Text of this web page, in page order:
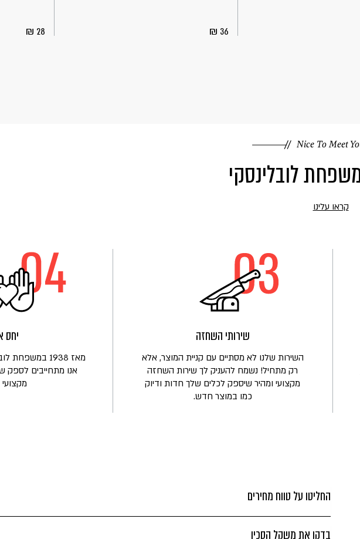
36
28
קראו עלינו
לובלינסקי
Nice To Meet
שירותי השחזה
השירות שלנו לא מסתיים עם קניית המוצר, אלא
רק מתחיל! נשמח להעניק לך שירות השחזה
מקצועי ומהיר שיספק לכלים שלך חדות ודיוק
כמו במוצר חדש.
יחס
מאז 1938
אנו מתחייבים לספק
החליטו על טווח מחירים
בדקו את משקל הסכין